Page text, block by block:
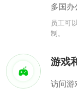
多国办
员工可
制。
游戏
访问游